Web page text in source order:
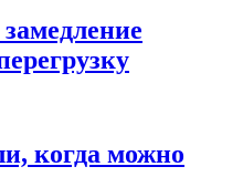
когда можно